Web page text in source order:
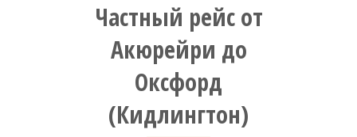
Частный рейс от
Акюрейри до
Оксфорд
(Кидлингтон)